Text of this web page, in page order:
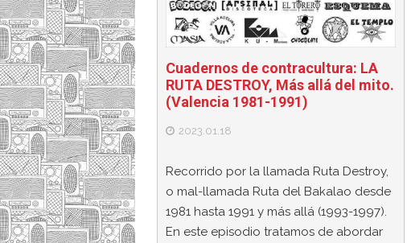
Cuadernos de contracultura: LA
RUTA DESTROY, Más allá del mito.
(Valencia 1981-1991)
2023.01.18
Recorrido por la llamada Ruta Destroy,
o mal-llamada Ruta del Bakalao desde
1981 hasta 1991 y más allá (1993-1997).
En este episodio tratamos de abordar